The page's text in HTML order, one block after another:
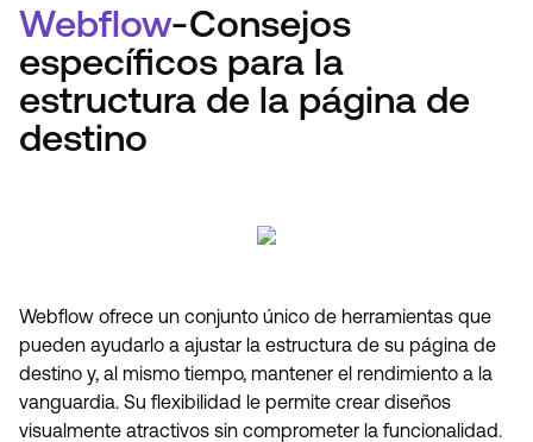
Webflow-Consejos
específicos para la
estructura de la página de
destino
Webflow ofrece un conjunto único de herramientas que
pueden ayudarlo a ajustar la estructura de su página de
destino y, al mismo tiempo, mantener el rendimiento a la
vanguardia. Su flexibilidad le permite crear diseños
visualmente atractivos sin comprometer la funcionalidad.